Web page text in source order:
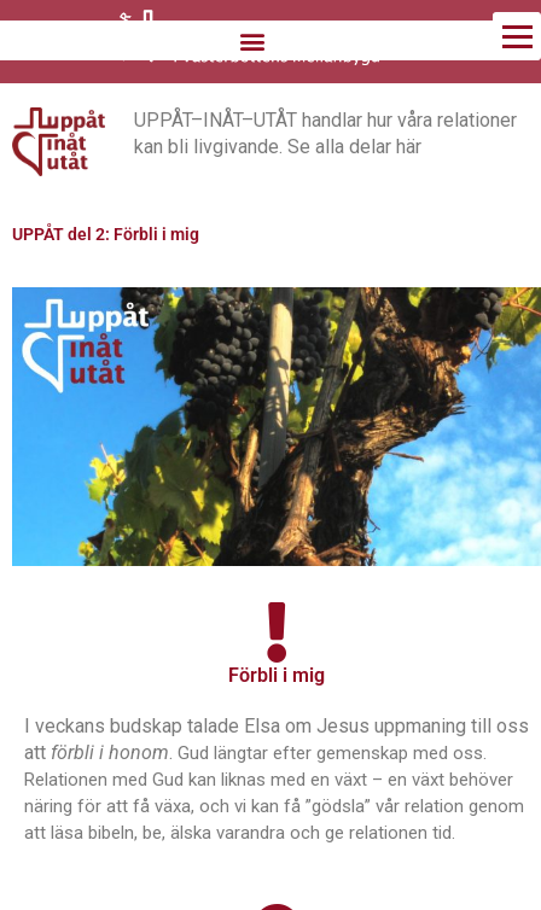
innehåll
UPPÅT–INÅT–UTÅT handlar hur våra relationer
kan bli livgivande. Se alla delar här
UPPÅT del 2: Förbli i mig
Förbli i mig
I veckans budskap talade Elsa om Jesus uppmaning till oss
att förbli i honom Gud längtar efter gemenskap med oss.
Relationen med Gud kan liknas med en växt – en växt behöver
näring för att få växa, och vi kan få ”gödsla” vår relation genom
att läsa bibeln, be, älska varandra och ge relationen tid.